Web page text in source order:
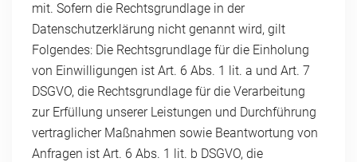
mit. Sofern die Rechtsgrundlage in der
Datenschutzerklärung nicht genannt wird, gilt
Folgendes: Die Rechtsgrundlage für die Einholung
von Einwilligungen ist Art. 6 Abs. 1 lit. a und Art. 7
DSGVO, die Rechtsgrundlage für die Verarbeitung
zur Erfüllung unserer Leistungen und Durchführung
vertraglicher Maßnahmen sowie Beantwortung von
Anfragen ist Art. 6 Abs. 1 lit. b DSGVO, die